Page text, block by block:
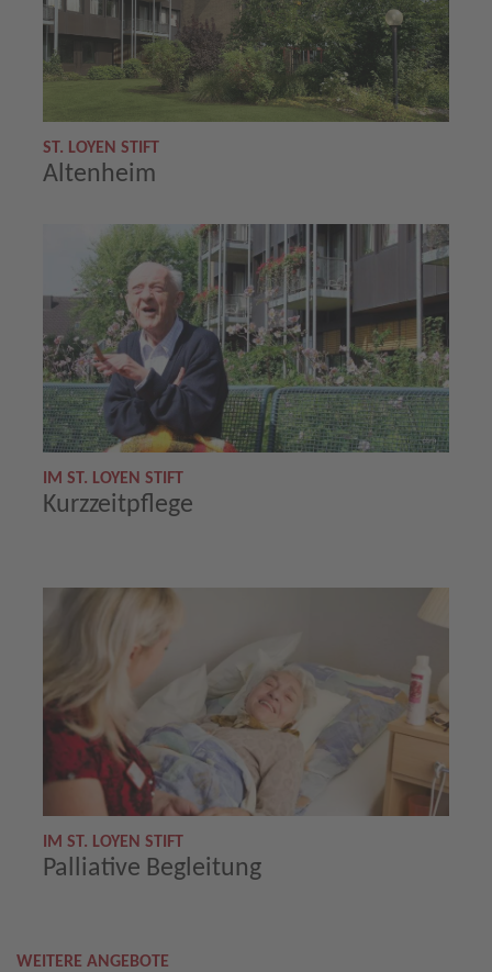
ST. LOYEN STIFT
Altenheim
IM ST. LOYEN STIFT
Kurzzeitpflege
IM ST. LOYEN STIFT
Palliative Begleitung
WEITERE ANGEBOTE